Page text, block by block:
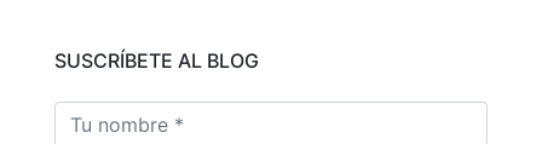
SUSCRÍBETE AL BLOG